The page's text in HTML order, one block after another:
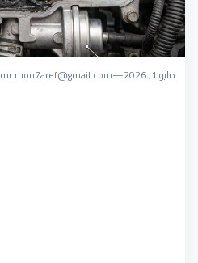
مايو 1, 2026 —
mr.mon7aref@gmail.com